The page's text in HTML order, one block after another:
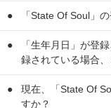
「State Of Soul」
「生年月日」が登
録されている場合
現在、「State Of
すか？